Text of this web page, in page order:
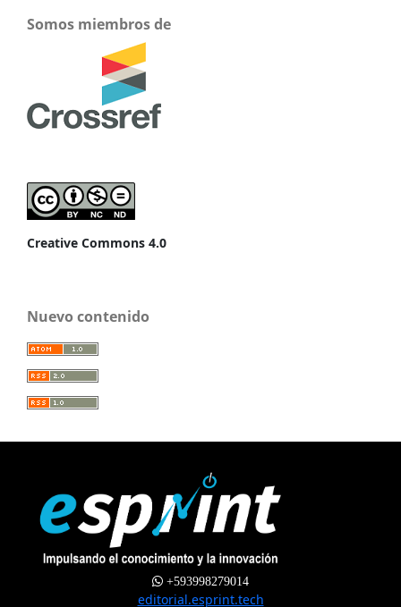
Somos miembros de
Creative Commons 4.0
Nuevo contenido
+593998279014
editorial.esprint.tech